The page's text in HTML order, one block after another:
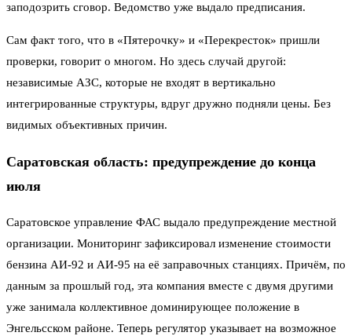
заподозрить сговор. Ведомство уже выдало предписания.
Сам факт того, что в «Пятерочку» и «Перекресток» пришли
проверки, говорит о многом. Но здесь случай другой:
независимые АЗС, которые не входят в вертикально
интегрированные структуры, вдруг дружно подняли цены. Без
видимых объективных причин.
Саратовская область: предупреждение до конца
июля
Саратовское управление ФАС выдало предупреждение местной
организации. Мониторинг зафиксировал изменение стоимости
бензина АИ-92 и АИ-95 на её заправочных станциях. Причём, по
данным за прошлый год, эта компания вместе с двумя другими
уже занимала коллективное доминирующее положение в
Энгельсском районе. Теперь регулятор указывает на возможное